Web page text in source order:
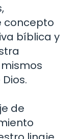
concepto
bíblica y
de